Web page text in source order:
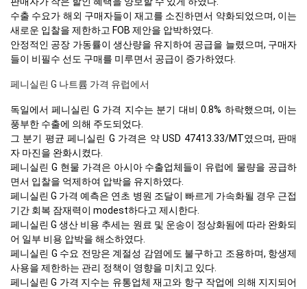
수출 수요가 해외 구매자들이 재고를 소진하면서 약화되었으며, 이는
새로운 입찰을 제한하고 FOB 제안을 압박하였다.
안정적인 공장 가동률이 생산량을 유지하여 공급을 늘렸으며, 구매자
들이 비필수 선도 구매를 미루면서 공급이 증가하였다.
페니실린 G 나트륨 가격 유럽에서
독일에서 페니실린 G 가격 지수는 분기 대비 0.8% 하락했으며, 이는
풍부한 수출에 의해 주도되었다.
그 분기 평균 페니실린 G 가격은 약 USD 47413.33/MT였으며, 판매
자 마진을 완화시켰다.
페니실린 G 현물 가격은 아시아 수출업체들이 유럽에 물량을 공급하
면서 입찰을 억제하여 압박을 유지하였다.
페니실린 G 가격 예측은 연초 병원 조달이 빠르게 가속화될 경우 근접
기간 회복 잠재력이 modest하다고 제시한다.
페니실린 G 생산 비용 추세는 원료 및 운송이 정상화됨에 따라 완화되
어 일부 비용 압박을 해소하였다.
페니실린 G 수요 전망은 계절성 감염에도 불구하고 조용하며, 항생제
사용을 제한하는 관리 정책이 영향을 미치고 있다.
페니실린 G 가격 지수는 유통업체 재고와 항구 작업에 의해 지지되어